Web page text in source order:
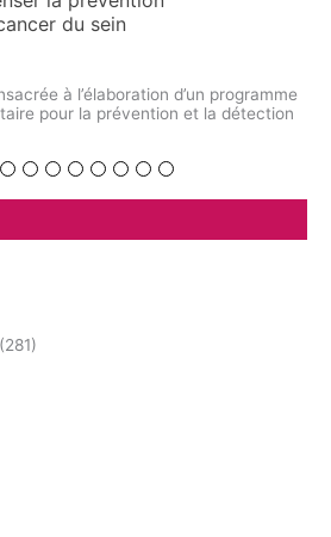
du sein
à l’élaboration d’un programme
pour la prévention et la détection
(281)